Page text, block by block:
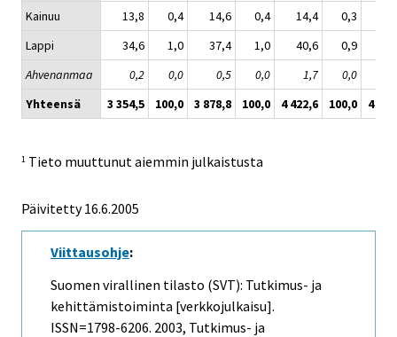
Kainuu
13,8 0,4 14,6 0,4 14,4 0,3
Lappi
34,6 1,0 37,4 1,0 40,6 0,9
Ahvenanmaa
0,2 0,0 0,5 0,0 1,7 0,0
Yhteensä
3 354,5 100,0 3 878,8 100,0 4 422,6 100,0 4
1 Tieto muuttunut aiemmin julkaistusta
Päivitetty16.6.2005
Viittausohje:
Suomen virallinen tilasto (SVT): Tutkimus- ja
kehittämistoiminta [verkkojulkaisu].
ISSN=1798-6206. 2003, Tutkimus- ja